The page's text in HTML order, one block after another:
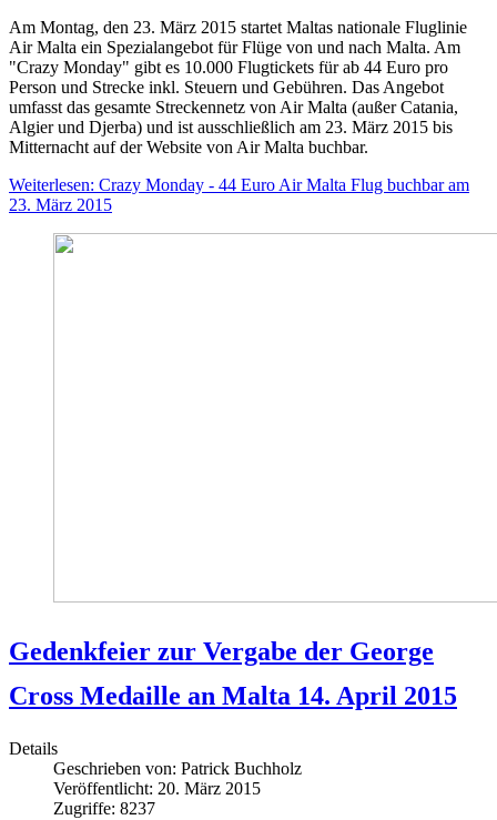
Am Montag, den 23. März 2015 startet Maltas nationale Fluglinie
Air Malta ein Spezialangebot für Flüge von und nach Malta. Am
"Crazy Monday" gibt es 10.000 Flugtickets für ab 44 Euro pro
Person und Strecke inkl. Steuern und Gebühren. Das Angebot
umfasst das gesamte Streckennetz von Air Malta (außer Catania,
Algier und Djerba) und ist ausschließlich am 23. März 2015 bis
Mitternacht auf der Website von Air Malta buchbar.
Weiterlesen: Crazy Monday - 44 Euro Air Malta Flug buchbar am
23. März 2015
Gedenkfeier zur Vergabe der George
Cross Medaille an Malta 14. April 2015
Details
Geschrieben von: Patrick Buchholz
Veröffentlicht: 20. März 2015
Zugriffe: 8237